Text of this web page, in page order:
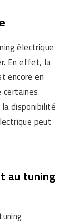
électrique
En effet, la
encore en
certaines
disponibilité
peut
au tuning